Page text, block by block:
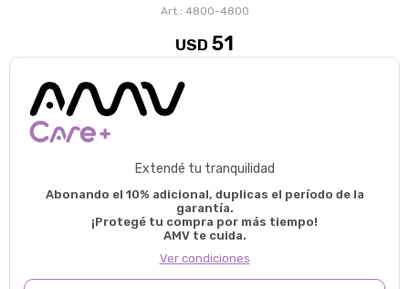
4800-4800
USD 51
Extendé tu tranquilidad
Abonando el 10% adicional, duplicas el período de la
garantía.
¡Protegé tu compra por más tiempo!
AMV te cuida.
Ver condiciones